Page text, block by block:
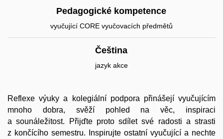
Pedagogické kompetence
vyučující CORE vyučovacích předmětů
Čeština
jazyk akce
Reflexe výuky a kolegiální podpora přinášejí vyučujícím
mnoho dobra, svěží pohled na věc, inspiraci
a sounáležitost. Přijďte proto sdílet své radosti a strasti
z končícího semestru. Inspirujte ostatní vyučující a nechte